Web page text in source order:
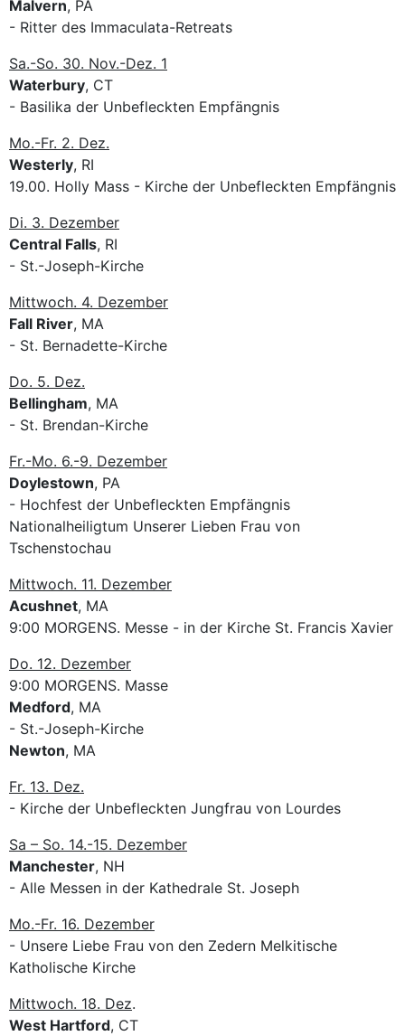
Malvern, PA
- Ritter des Immaculata-Retreats
Sa.-So. 30. Nov.-Dez. 1
Waterbury, CT
- Basilika der Unbefleckten Empfängnis
Mo.-Fr. 2. Dez.
Westerly, RI
19.00. Holly Mass - Kirche der Unbefleckten Empfängnis
Di. 3. Dezember
Central Falls, RI
- St.-Joseph-Kirche
Mittwoch. 4. Dezember
Fall River, MA
- St. Bernadette-Kirche
Do. 5. Dez.
Bellingham, MA
- St. Brendan-Kirche
Fr.-Mo. 6.-9. Dezember
Doylestown, PA
- Hochfest der Unbefleckten Empfängnis
Nationalheiligtum Unserer Lieben Frau von
Tschenstochau
Mittwoch. 11. Dezember
Acushnet, MA
9:00 MORGENS. Messe - in der Kirche St. Francis Xavier
Do. 12. Dezember
9:00 MORGENS. Masse
Medford, MA
- St.-Joseph-Kirche
Newton, MA
Fr. 13. Dez.
- Kirche der Unbefleckten Jungfrau von Lourdes
Sa – So. 14.-15. Dezember
Manchester, NH
- Alle Messen in der Kathedrale St. Joseph
Mo.-Fr. 16. Dezember
- Unsere Liebe Frau von den Zedern Melkitische
Katholische Kirche
Mittwoch. 18. Dez.
West Hartford, CT